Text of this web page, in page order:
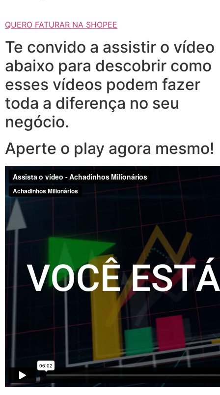
QUERO FATURAR NA SHOPEE
Te convido a assistir o vídeo
abaixo para descobrir como
esses vídeos podem fazer
toda a diferença no seu
negócio.
Aperte o play agora mesmo!